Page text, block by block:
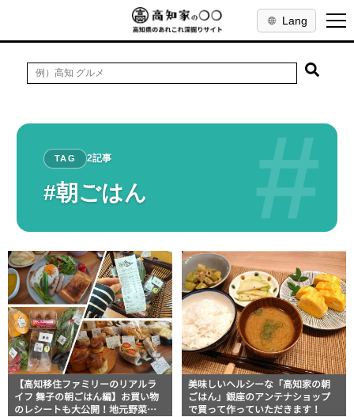
Lang
#
TAG 2記事
#朝ごはん
【高知移住ファミリーのリアルラ
イフ 舞子の朝ごはん編】お買い物
のレシートも大公開！地元野菜や
美味しいヘルシーな「高知家の朝
ごはん」銀座のアンテナショップ
で買って作っていただきます！